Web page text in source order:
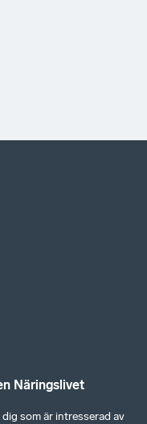
Näringslivet
som är intresserad av